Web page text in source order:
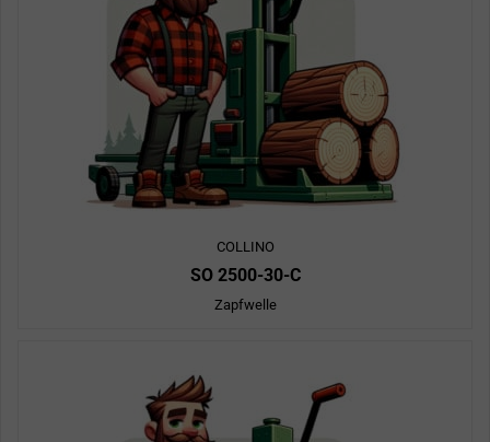
COLLINO
SO 2500-30-C
Zapfwelle